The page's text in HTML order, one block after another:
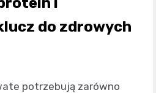
do zdrowych
potrzebują zarówno